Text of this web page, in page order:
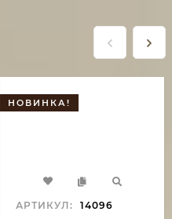
НОВИНКА!
АРТИКУЛ: 14096